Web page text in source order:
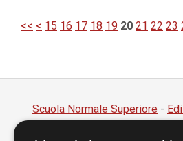
<< < 15 16 17 18 19 20 21 22 23
Scuola Normale Superiore -
Piazza dei Cavalieri, 7 -